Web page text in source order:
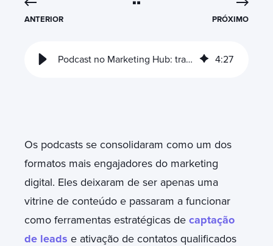
ANTERIOR PRÓXIMO
Podcast no Marketing Hub: transforme audiência em leads qualificados 4:27
Os podcasts se consolidaram como um dos
formatos mais engajadores do marketing
digital. Eles deixaram de ser apenas uma
vitrine de conteúdo e passaram a funcionar
como ferramentas estratégicas de captação
de leads e ativação de contatos qualificados